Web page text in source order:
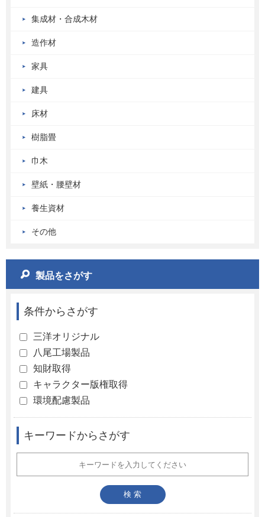
集成材・合成木材
造作材
家具
建具
床材
樹脂畳
巾木
壁紙・腰壁材
養生資材
その他
製品をさがす
条件からさがす
三洋オリジナル
八尾工場製品
知財取得
キャラクター版権取得
環境配慮製品
キーワードからさがす